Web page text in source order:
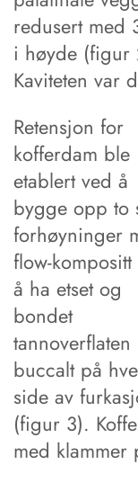
redusert med
i høyde (figur
Kaviteten var
Retensjon for
kofferdam ble
etablert ved å
bygge opp to
forhøyninger
flow-kompositt
å ha etset og
bondet
tannoverflaten
buccalt på
side av
(figur 3).
med klammer